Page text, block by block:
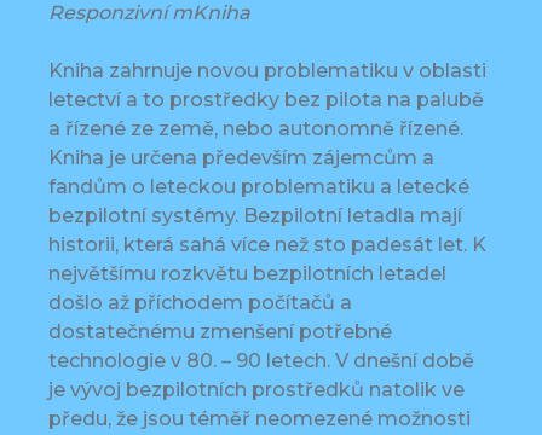
Responzivní mKniha
Kniha zahrnuje novou problematiku v oblasti
letectví a to prostředky bez pilota na palubě
a řízené ze země, nebo autonomně řízené.
Kniha je určena především zájemcům a
fandům o leteckou problematiku a letecké
bezpilotní systémy. Bezpilotní letadla mají
historii, která sahá více než sto padesát let. K
největšímu rozkvětu bezpilotních letadel
došlo až příchodem počítačů a
dostatečnému zmenšení potřebné
technologie v 80. – 90 letech. V dnešní době
je vývoj bezpilotních prostředků natolik ve
předu, že jsou téměř neomezené možnosti